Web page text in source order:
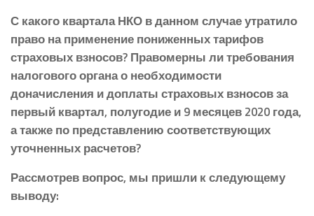
С какого квартала НКО в данном случае утратило
право на применение пониженных тарифов
страховых взносов? Правомерны ли требования
налогового органа о необходимости
доначисления и доплаты страховых взносов за
первый квартал, полугодие и 9 месяцев 2020 года,
а также по представлению соответствующих
уточненных расчетов?
Рассмотрев вопрос, мы пришли к следующему
выводу: